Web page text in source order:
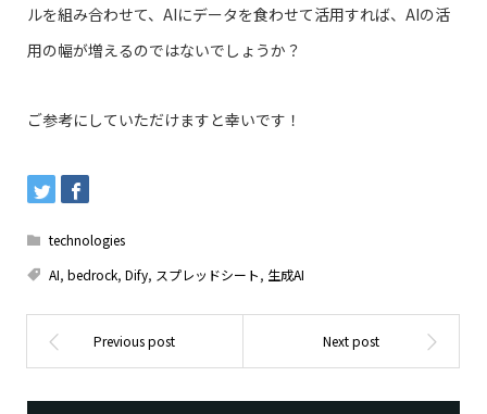
ルを組み合わせて、AIにデータを食わせて活用すれば、AIの活
用の幅が増えるのではないでしょうか？
ご参考にしていただけますと幸いです！
technologies
AI, bedrock, Dify, スプレッドシート, 生成AI